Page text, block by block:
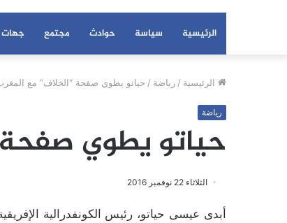
الرئيسية سياسة حوادث مجتمع جهات
الرئيسية / رياضة / حياتو يطوي صفحة “الخلاف” مع
رياضة
حياتو يطوي صفحة
الثلاثاء 22 نوفمبر 2016
أبدى عيسى حياتو، رئيس الكونفدرالية